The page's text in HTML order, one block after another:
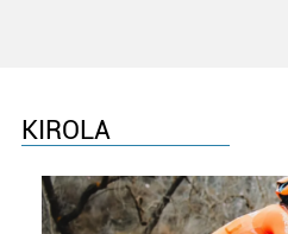
KIROLA